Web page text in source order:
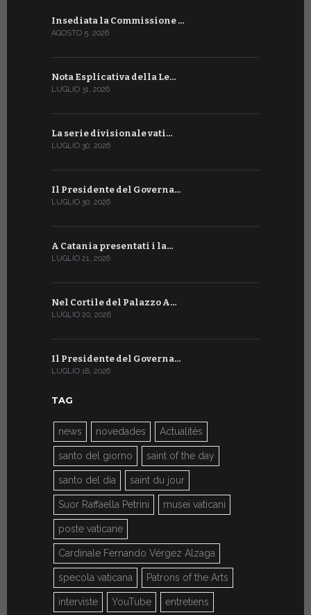
Insediata la Commissione …
AGOSTO 5, 2026
Nota Esplicativa della Le…
LUGLIO 31, 2026
La serie divisionale vati…
LUGLIO 30, 2026
Il Presidente del Governa…
LUGLIO 30, 2026
A Catania presentati i la…
LUGLIO 21, 2026
Nel Cortile del Palazzo A…
LUGLIO 20, 2026
Il Presidente del Governa…
LUGLIO 18, 2026
TAG
news novedades Actualités
santo del giorno saint of the day
santo del día saint du jour
Suor Raffaella Petrini musei vaticani
poste vaticane
Cardinale Fernando Vérgez Alzaga
specola vaticana Patrons of the Arts
interviste YouTube entretiens